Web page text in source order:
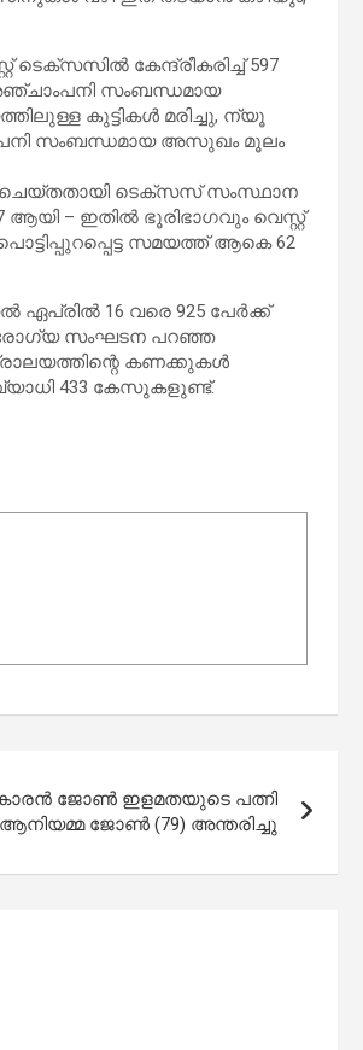
കേന്ദ്രീകരിച്ച് 597
സംബന്ധമായ
കുട്ടികൾ മരിച്ചു, ന്യൂ
സംബന്ധമായ അസുഖം മൂലം
ചെയ്തതായി ടെക്സസ് സംസ്ഥാന
– ഇതിൽ ഭൂരിഭാഗവും വെസ്റ്റ്
സമയത്ത് ആകെ 62
ഏപ്രിൽ 16 വരെ 925 പേർക്ക്
സംഘടന പറഞ്ഞ
കണക്കുകൾ
433 കേസുകളുണ്ട്.
ജോൺ ഇളമതയുടെ പത്നി
ആനിയമ്മ ജോൺ (79) അന്തരിച്ചു